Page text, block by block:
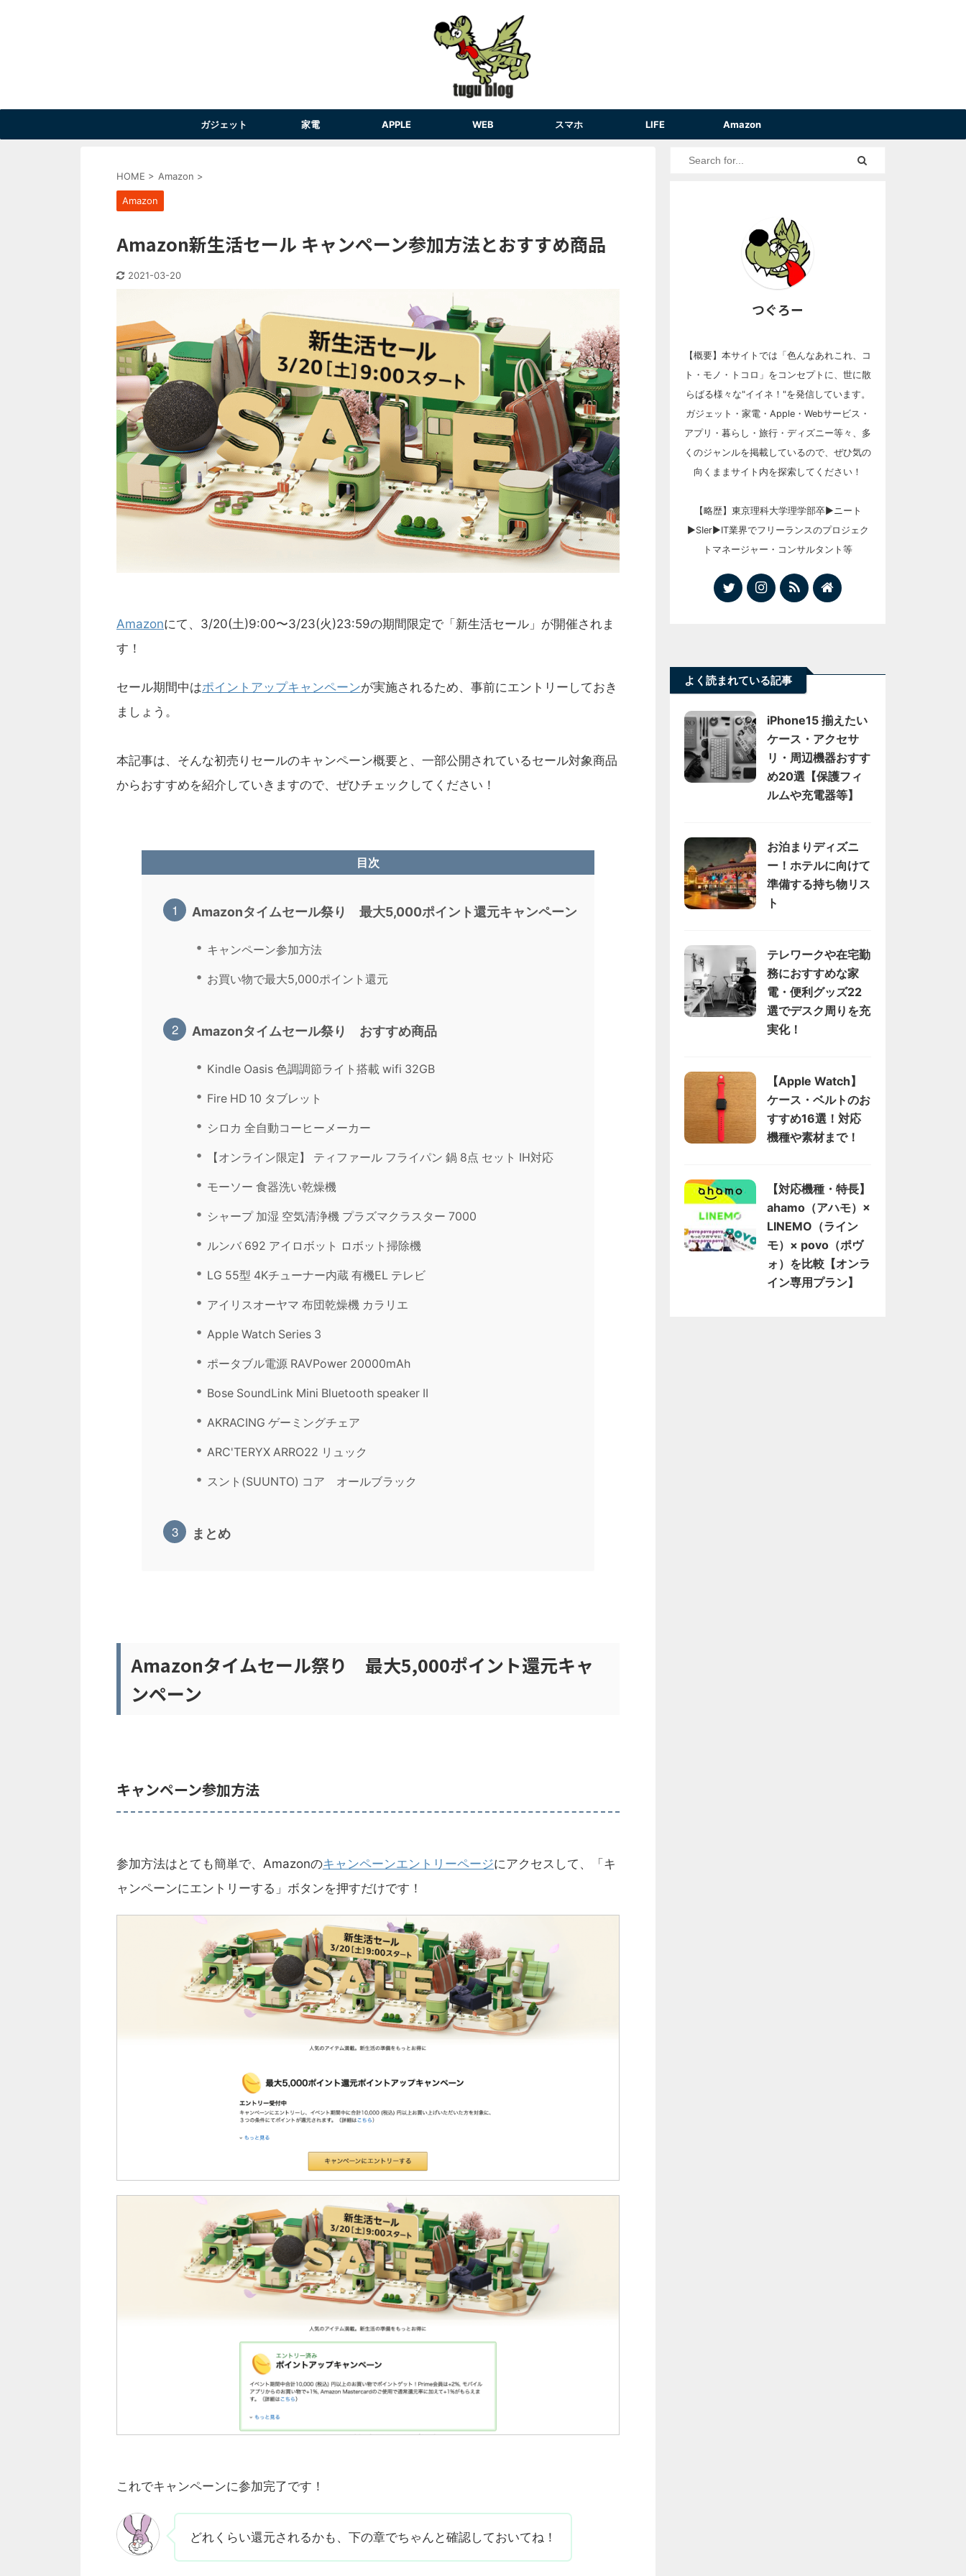
ガジェット 家電 APPLE WEB スマホ LIFE Amazon
HOME > Amazon >
Amazon
Amazon新生活セール キャンペーン参加方法とおすすめ商品
2021-03-20
Amazonにて、3/20(土)9:00〜3/23(火)23:59の期間限定で「新生活セール」が開催されま
す！
セール期間中はポイントアップキャンペーンが実施されるため、事前にエントリーしておき
ましょう。
本記事は、そんな初売りセールのキャンペーン概要と、一部公開されているセール対象商品
からおすすめを紹介していきますので、ぜひチェックしてください！
目次
Amazonタイムセール祭り 最大5,000ポイント還元キャンペーン
キャンペーン参加方法
お買い物で最大5,000ポイント還元
Amazonタイムセール祭り おすすめ商品
Kindle Oasis 色調調節ライト搭載 wifi 32GB
Fire HD 10 タブレット
シロカ 全自動コーヒーメーカー
【オンライン限定】 ティファール フライパン 鍋 8点 セット IH対応
モーソー 食器洗い乾燥機
シャープ 加湿 空気清浄機 プラズマクラスター 7000
ルンバ 692 アイロボット ロボット掃除機
LG 55型 4Kチューナー内蔵 有機EL テレビ
アイリスオーヤマ 布団乾燥機 カラリエ
Apple Watch Series 3
ポータブル電源 RAVPower 20000mAh
Bose SoundLink Mini Bluetooth speaker II
AKRACING ゲーミングチェア
ARC'TERYX ARRO22 リュック
スント(SUUNTO) コア オールブラック
まとめ
Amazonタイムセール祭り 最大5,000ポイント還元キャ
ンペーン
キャンペーン参加方法
参加方法はとても簡単で、Amazonのキャンペーンエントリーページにアクセスして、「キ
ャンペーンにエントリーする」ボタンを押すだけです！
これでキャンペーンに参加完了です！
どれくらい還元されるかも、下の章でちゃんと確認しておいてね！
つぐろー
【概要】本サイトでは「色んなあれこれ、コ
ト・モノ・トコロ」をコンセプトに、世に散
らばる様々な"イイネ！"を発信しています。
ガジェット・家電・Apple・Webサービス・
アプリ・暮らし・旅行・ディズニー等々、多
くのジャンルを掲載しているので、ぜひ気の
向くままサイト内を探索してください！
【略歴】東京理科大学理学部卒▶︎ニート
▶︎SIer▶︎IT業界でフリーランスのプロジェク
トマネージャー・コンサルタント等
よく読まれている記事
iPhone15 揃えたい
ケース・アクセサ
リ・周辺機器おすす
め20選【保護フィ
ルムや充電器等】
お泊まりディズニ
ー！ホテルに向けて
準備する持ち物リス
ト
テレワークや在宅勤
務におすすめな家
電・便利グッズ22
選でデスク周りを充
実化！
【Apple Watch】
ケース・ベルトのお
すすめ16選！対応
機種や素材まで！
【対応機種・特長】
ahamo（アハモ）×
LINEMO（ライン
モ）× povo（ポヴ
ォ）を比較【オンラ
イン専用プラン】